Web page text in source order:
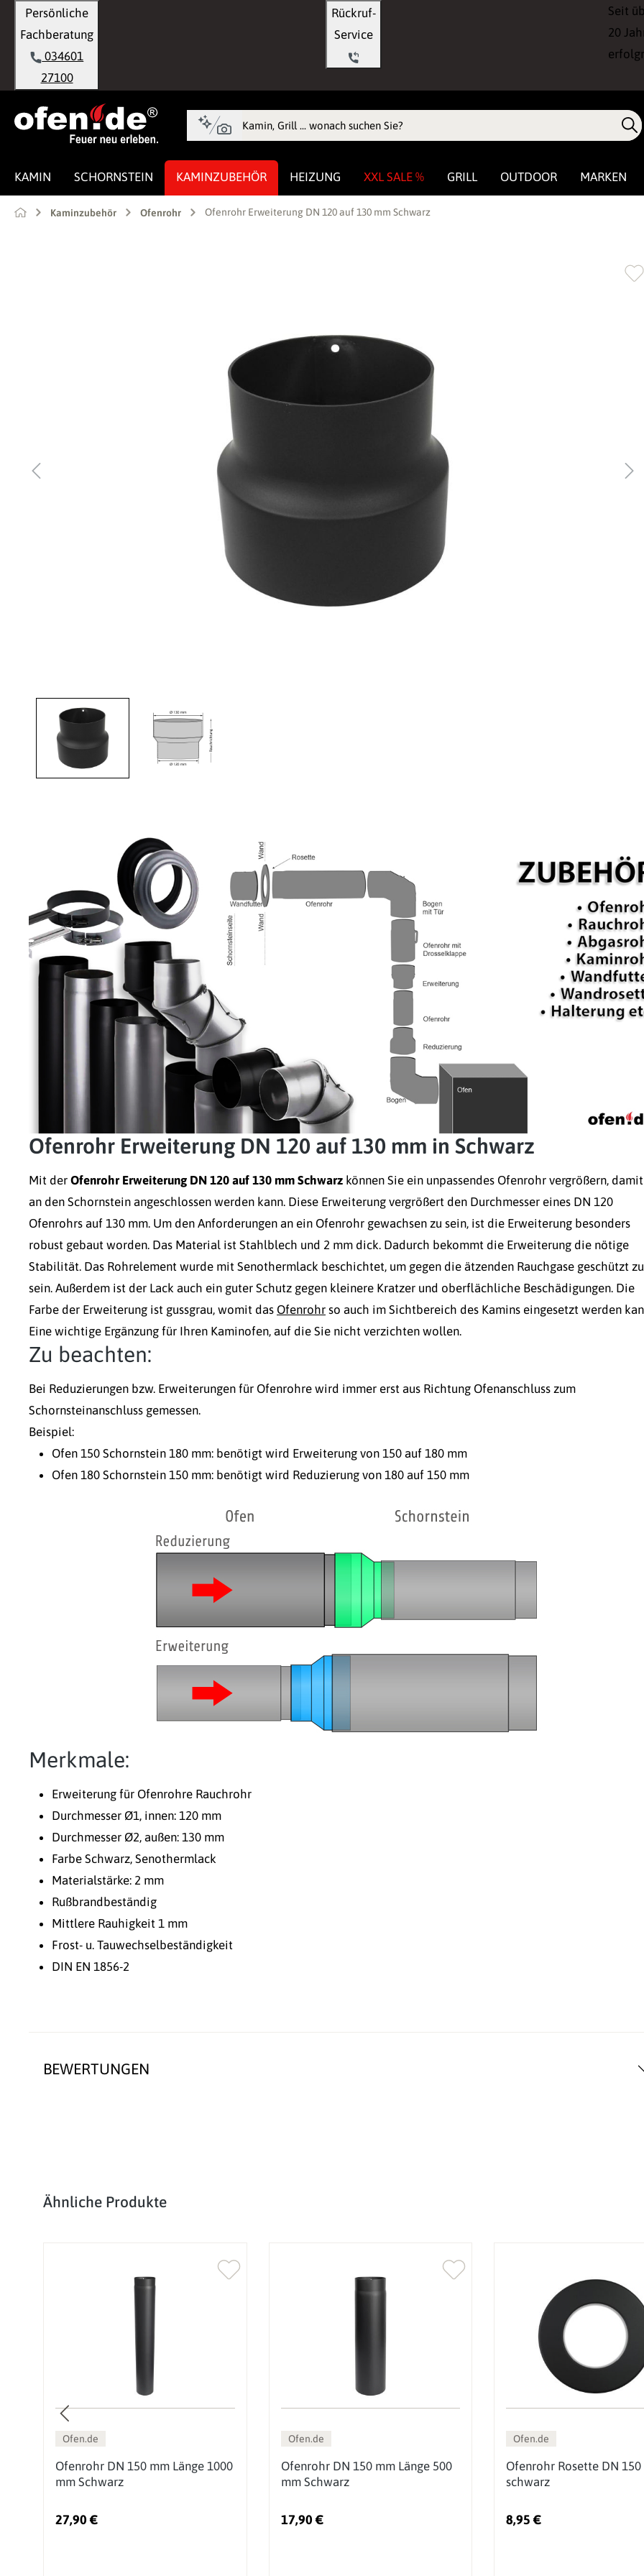
Zur Hauptnavigation springen
Persönliche
Fachberatung
034601
27100
Rückruf-
Seit
20
KAMIN SCHORNSTEIN KAMINZUBEHÖR HEIZUNG XXL SALE % GRILL OUTDOOR MARKEN
Kaminzubehör Ofenrohr Ofenrohr Erweiterung DN 120 auf 130 mm Schwarz
Ofenrohr Erweiterung DN 120 auf 130 mm in Schwarz
Mit der Ofenrohr Erweiterung DN 120 auf 130 mm Schwarz können Sie ein unpassendes Ofenrohr vergrößern,
an den Schornstein angeschlossen werden kann. Diese Erweiterung vergrößert den Durchmesser eines DN 120
Ofenrohrs auf 130 mm. Um den Anforderungen an ein Ofenrohr gewachsen zu sein, ist die Erweiterung besonders
robust gebaut worden. Das Material ist Stahlblech und 2 mm dick. Dadurch bekommt die Erweiterung die nötige
Stabilität. Das Rohrelement wurde mit Senothermlack beschichtet, um gegen die ätzenden Rauchgase geschützt zu
sein. Außerdem ist der Lack auch ein guter Schutz gegen kleinere Kratzer und oberflächliche Beschädigungen. Die
Farbe der Erweiterung ist gussgrau, womit das Ofenrohr so auch im Sichtbereich des Kamins eingesetzt werden
Eine wichtige Ergänzung für Ihren Kaminofen, auf die Sie nicht verzichten wollen.
Zu beachten:
Bei Reduzierungen bzw. Erweiterungen für Ofenrohre wird immer erst aus Richtung Ofenanschluss zum
Schornsteinanschluss gemessen.
Beispiel:
Ofen 150 Schornstein 180 mm: benötigt wird Erweiterung von 150 auf 180 mm
Ofen 180 Schornstein 150 mm: benötigt wird Reduzierung von 180 auf 150 mm
Merkmale:
Erweiterung für Ofenrohre Rauchrohr
Durchmesser Ø1, innen: 120 mm
Durchmesser Ø2, außen: 130 mm
Farbe Schwarz, Senothermlack
Materialstärke: 2 mm
Rußbrandbeständig
Mittlere Rauhigkeit 1 mm
Frost- u. Tauwechselbeständigkeit
DIN EN 1856-2
BEWERTUNGEN
Produktgalerie überspringen
Ähnliche Produkte
Ofen.de
Ofenrohr DN 150 mm Länge 1000
mm Schwarz
27,90 €
Ofen.de
Ofenrohr DN 150 mm Länge 500
mm Schwarz
17,90 €
Ofen.de
Ofenrohr Rosette DN 150
schwarz
8,95 €